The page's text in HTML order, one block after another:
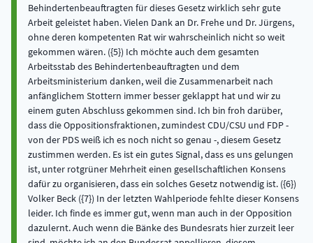
Behindertenbeauftragten für dieses Gesetz wirklich sehr gute
Arbeit geleistet haben. Vielen Dank an Dr. Frehe und Dr. Jürgens,
ohne deren kompetenten Rat wir wahrscheinlich nicht so weit
gekommen wären. ({5}) Ich möchte auch dem gesamten
Arbeitsstab des Behindertenbeauftragten und dem
Arbeitsministerium danken, weil die Zusammenarbeit nach
anfänglichem Stottern immer besser geklappt hat und wir zu
einem guten Abschluss gekommen sind. Ich bin froh darüber,
dass die Oppositionsfraktionen, zumindest CDU/CSU und FDP -
von der PDS weiß ich es noch nicht so genau -, diesem Gesetz
zustimmen werden. Es ist ein gutes Signal, dass es uns gelungen
ist, unter rotgrüner Mehrheit einen gesellschaftlichen Konsens
dafür zu organisieren, dass ein solches Gesetz notwendig ist. ({6})
Volker Beck ({7}) In der letzten Wahlperiode fehlte dieser Konsens
leider. Ich finde es immer gut, wenn man auch in der Opposition
dazulernt. Auch wenn die Bänke des Bundesrats hier zurzeit leer